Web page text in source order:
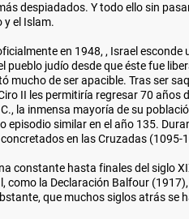
despiadados. Y todo ello sin
y el Islam.
en 1948, , Israel
judío desde que éste fue
mucho de ser apacible. Tras ser
II les permitiría regresar 70
la inmensa mayoría de su
similar en el año 135.
en las Cruzadas (1095-
constante hasta finales del siglo
la Declaración Balfour
que muchos siglos atrás se